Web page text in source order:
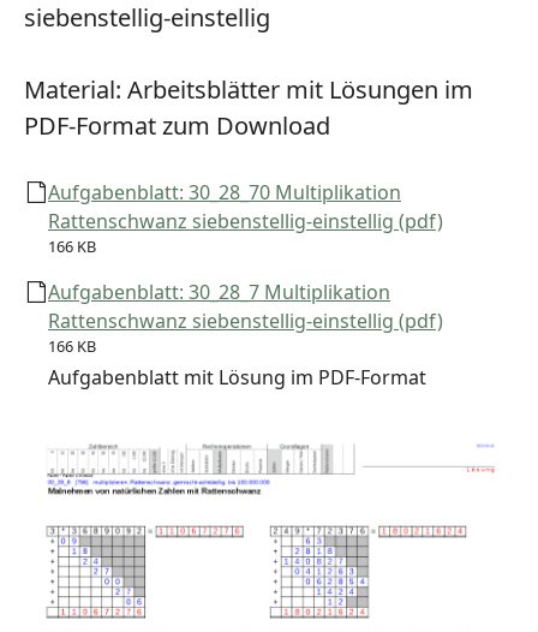
siebenstellig-einstellig
Material: Arbeitsblätter mit Lösungen im
PDF-Format zum Download
Aufgabenblatt: 30_28_70 Multiplikation
Rattenschwanz siebenstellig-einstellig (pdf)
166 KB
Aufgabenblatt: 30_28_7 Multiplikation
Rattenschwanz siebenstellig-einstellig (pdf)
166 KB
Aufgabenblatt mit Lösung im PDF-Format